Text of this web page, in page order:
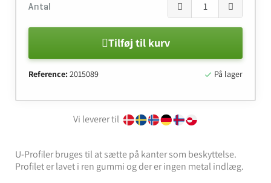
Antal
Tilføj til kurv
Reference:2015089  På lager
Vi leverer til
U-Profiler bruges til at sætte på kanter som beskyttelse.
Profilet er lavet i ren gummi og der er ingen metal indlæg.